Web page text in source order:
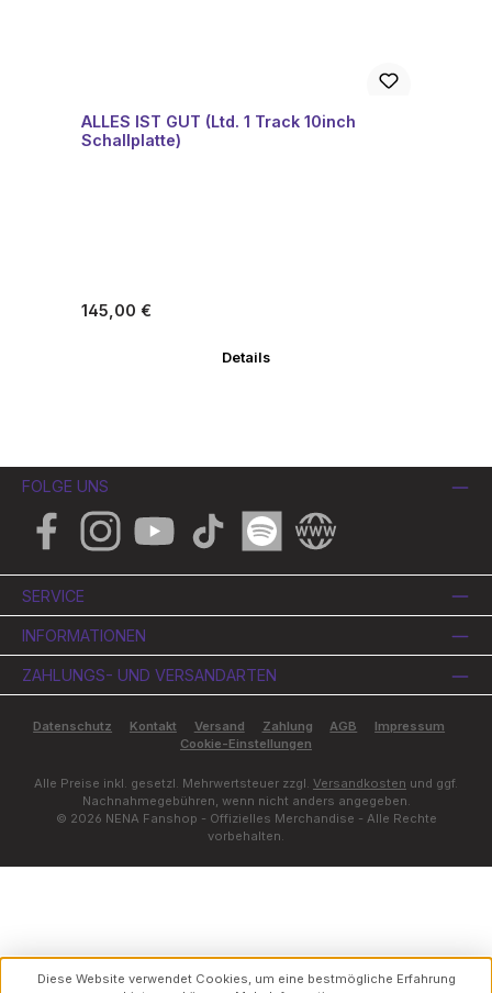
ALLES IST GUT (Ltd. 1 Track 10inch
Schallplatte)
Regulärer Preis:
145,00 €
Details
FOLGE UNS
FacebookInstagramYouTube TikTok Spotify Website
SERVICE
INFORMATIONEN
ZAHLUNGS- UND VERSANDARTEN
Datenschutz Kontakt Versand Zahlung AGB
Impressum
Cookie-Einstellungen
Alle Preise inkl. gesetzl. Mehrwertsteuer zzgl. Versandkosten und ggf.
Nachnahmegebühren, wenn nicht anders angegeben.
© 2026 NENA Fanshop - Offizielles Merchandise - Alle Rechte
vorbehalten.
Diese Website verwendet Cookies, um eine bestmögliche Erfahrung